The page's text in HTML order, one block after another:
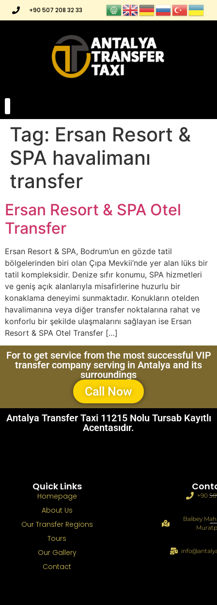
+90 507 208 32 33
Tag: Ersan Resort &
SPA havalimanı
transfer
Ersan Resort & SPA Otel
Transfer
Ersan Resort & SPA, Bodrum’un en gözde tatil
bölgelerinden biri olan Çıpa Mevkii’nde yer alan lüks bir
tatil kompleksidir. Denize sıfır konumu, SPA hizmetleri
ve geniş açık alanlarıyla misafirlerine huzurlu bir
konaklama deneyimi sunmaktadır. Konukların otelden
havalimanına veya diğer transfer noktalarına rahat ve
konforlu bir şekilde ulaşmalarını sağlayan ise Ersan
Resort & SPA Otel Transfer […]
For to get service from the most successful VIP
transfer company serving in Antalya and its
surroundings
Call Now
Antalya Transfer Taxi 11215 Nolu Tursab Kayıtlı
Acentasıdır.
Quick Links
Homepage
About Us
Our Transfer Regions
Tours
Our Gallery
Contact
+90
Balbey